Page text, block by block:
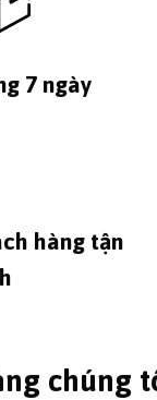
7 ngày
hàng tận
chúng